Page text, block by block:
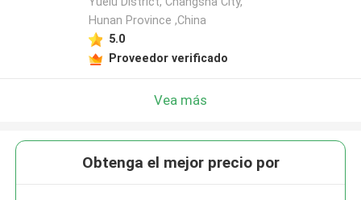
Hunan Province ,China
5.0
Proveedor verificado
Vea más
Obtenga el mejor precio por